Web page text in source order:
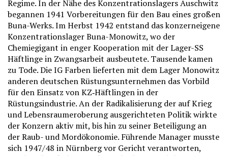
Regime. In der Nähe des Konzentrationslagers Auschwitz
begannen 1941 Vorbereitungen für den Bau eines großen
Buna-Werks. Im Herbst 1942 entstand das konzerneigene
Konzentrationslager Buna-Monowitz, wo der
Chemiegigant in enger Kooperation mit der Lager-SS
Häftlinge in Zwangsarbeit ausbeutete. Tausende kamen
zu Tode. Die IG Farben lieferten mit dem Lager Monowitz
anderen deutschen Rüstungsunternehmen das Vorbild
für den Einsatz von KZ‑Häftlingen in der
Rüstungsindustrie. An der Radikalisierung der auf Krieg
und Lebensraumeroberung ausgerichteten Politik wirkte
der Konzern aktiv mit, bis hin zu seiner Beteiligung an
der Raub- und Mordökonomie. Führende Manager musste
sich 1947/48 in Nürnberg vor Gericht verantworten,